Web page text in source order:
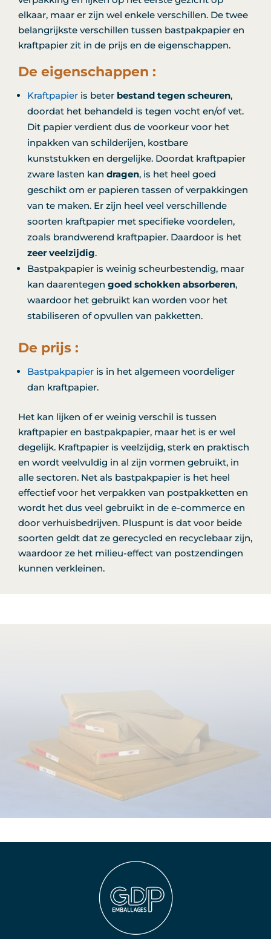
elkaar, maar er zijn wel enkele verschillen. De twee
belangrijkste verschillen tussen bastpakpapier en
kraftpapier zit in de prijs en de eigenschappen.
De eigenschappen :
Kraftpapier is beter bestand tegen scheuren,
doordat het behandeld is tegen vocht en/of vet.
Dit papier verdient dus de voorkeur voor het
inpakken van schilderijen, kostbare
kunststukken en dergelijke. Doordat kraftpapier
zware lasten kan dragen, is het heel goed
geschikt om er papieren tassen of verpakkingen
van te maken. Er zijn heel veel verschillende
soorten kraftpapier met specifieke voordelen,
zoals brandwerend kraftpapier. Daardoor is het
zeer veelzijdig.
Bastpakpapier is weinig scheurbestendig, maar
kan daarentegen goed schokken absorberen,
waardoor het gebruikt kan worden voor het
stabiliseren of opvullen van pakketten.
De prijs :
Bastpakpapier is in het algemeen voordeliger
dan kraftpapier.
Het kan lijken of er weinig verschil is tussen
kraftpapier en bastpakpapier, maar het is er wel
degelijk. Kraftpapier is veelzijdig, sterk en praktisch
en wordt veelvuldig in al zijn vormen gebruikt, in
alle sectoren. Net als bastpakpapier is het heel
effectief voor het verpakken van postpakketten en
wordt het dus veel gebruikt in de e-commerce en
door verhuisbedrijven. Pluspunt is dat voor beide
soorten geldt dat ze gerecycled en recyclebaar zijn,
waardoor ze het milieu-effect van postzendingen
kunnen verkleinen.